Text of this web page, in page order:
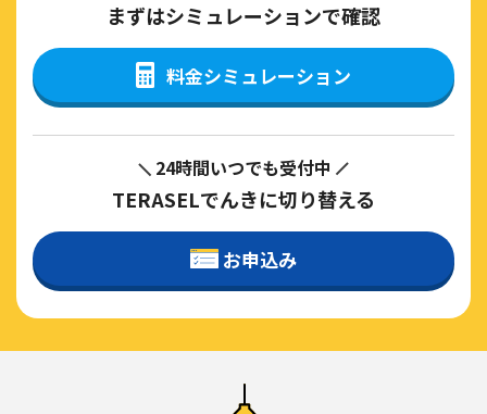
まずはシミュレーションで確認
料金シミュレーション
24時間いつでも受付中
TERASELでんきに切り替える
お申込み